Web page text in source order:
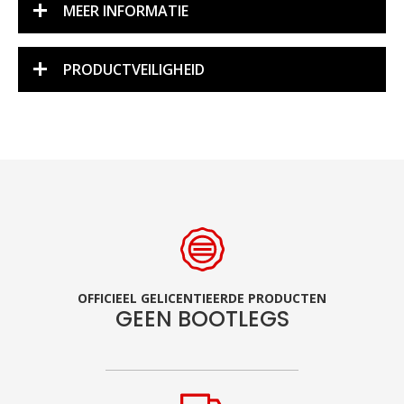
MEER INFORMATIE
PRODUCTVEILIGHEID
OFFICIEEL GELICENTIEERDE PRODUCTEN
GEEN BOOTLEGS